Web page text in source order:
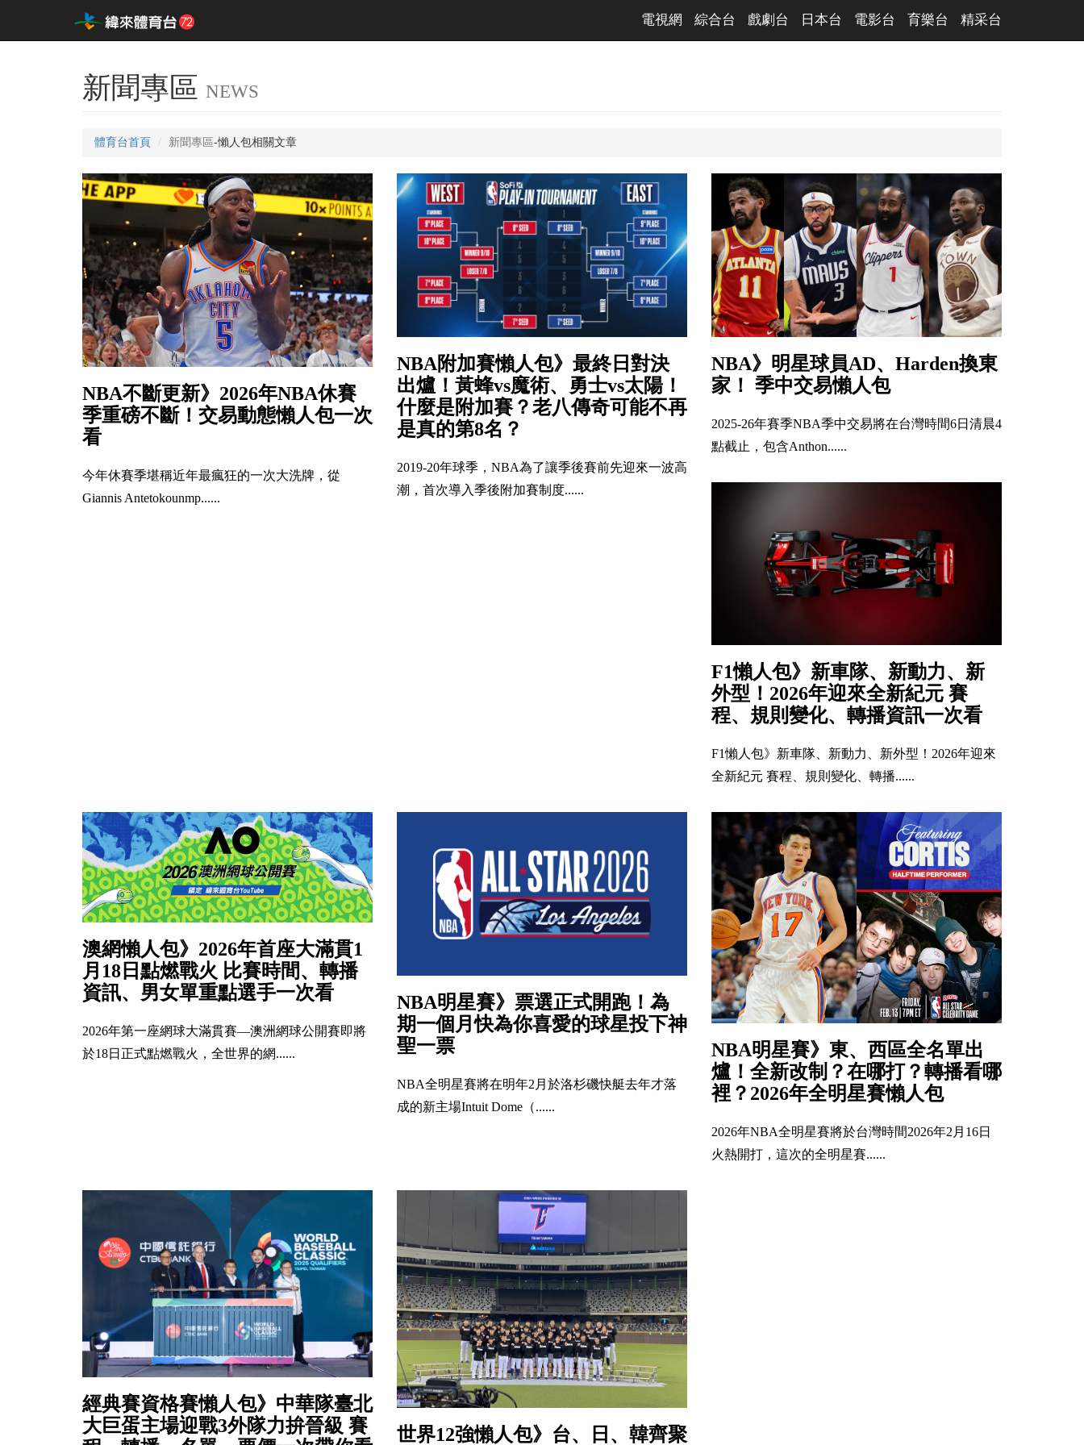
電視網 綜合台 戲劇台 日本台 電影台 育樂台 精采台
新聞專區 NEWS
體育台首頁 新聞專區-懶人包相關文章
NBA不斷更新》2026年NBA休賽
季重磅不斷！交易動態懶人包一次
看
今年休賽季堪稱近年最瘋狂的一次大洗牌，從
Giannis Antetokounmp......
NBA附加賽懶人包》最終日對決
出爐！黃蜂vs魔術、勇士vs太陽！
什麼是附加賽？老八傳奇可能不再
是真的第8名？
2019-20年球季，NBA為了讓季後賽前先迎來一波高
潮，首次導入季後附加賽制度......
NBA》明星球員AD、Harden換東
家！ 季中交易懶人包
2025-26年賽季NBA季中交易將在台灣時間6日清晨4
點截止，包含Anthon......
F1懶人包》新車隊、新動力、新
外型！2026年迎來全新紀元 賽
程、規則變化、轉播資訊一次看
F1懶人包》新車隊、新動力、新外型！2026年迎來
全新紀元 賽程、規則變化、轉播......
澳網懶人包》2026年首座大滿貫1
月18日點燃戰火 比賽時間、轉播
資訊、男女單重點選手一次看
2026年第一座網球大滿貫賽—澳洲網球公開賽即將
於18日正式點燃戰火，全世界的網......
NBA明星賽》票選正式開跑！為
期一個月快為你喜愛的球星投下神
聖一票
NBA全明星賽將在明年2月於洛杉磯快艇去年才落
成的新主場Intuit Dome（......
NBA明星賽》東、西區全名單出
爐！全新改制？在哪打？轉播看哪
裡？2026年全明星賽懶人包
2026年NBA全明星賽將於台灣時間2026年2月16日
火熱開打，這次的全明星賽......
經典賽資格賽懶人包》中華隊臺北
大巨蛋主場迎戰3外隊力拚晉級 賽
世界12強懶人包》台、日、韓齊聚